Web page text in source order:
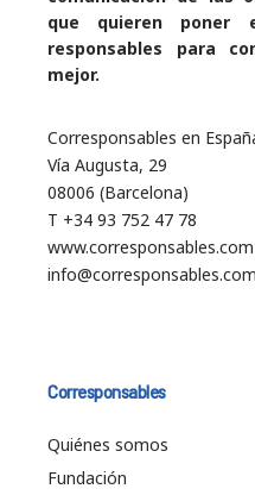
que quieren poner
responsables para
mejor.
Corresponsables en
Vía Augusta, 29
08006 (Barcelona)
T +34 93 752 47 78
www.corresponsables.com
info@corresponsables.com
Corresponsables
Quiénes somos
Fundación